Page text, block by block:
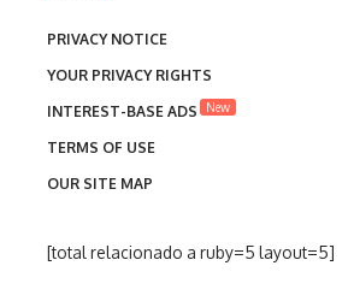
PRIVACY NOTICE
YOUR PRIVACY RIGHTS
INTEREST-BASE ADS
New
TERMS OF USE
OUR SITE MAP
[total relacionado a ruby=5 layout=5]